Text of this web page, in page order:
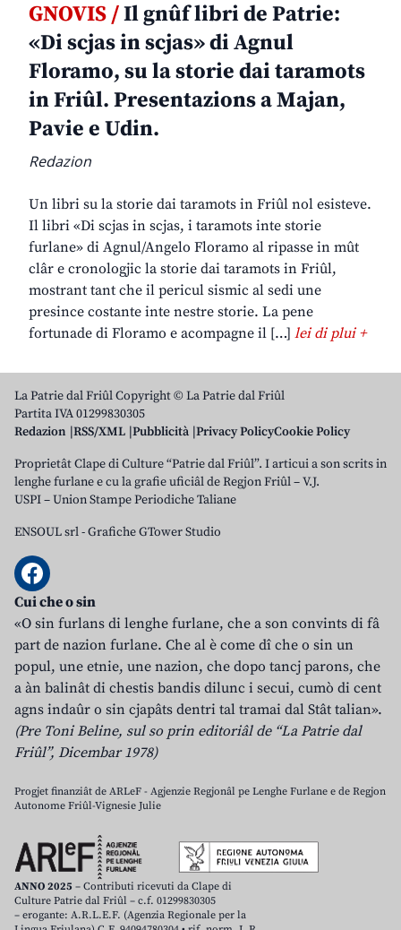
GNOVIS /Il gnûf libri de Patrie:
«Di scjas in scjas» di Agnul
Floramo, su la storie dai taramots
in Friûl. Presentazions a Majan,
Pavie e Udin.
Redazion
Un libri su la storie dai taramots in Friûl nol esisteve.
Il libri «Di scjas in scjas, i taramots inte storie
furlane» di Agnul/Angelo Floramo al ripasse in mût
clâr e cronologjic la storie dai taramots in Friûl,
mostrant tant che il pericul sismic al sedi une
presince costante inte nestre storie. La pene
fortunade di Floramo e acompagne il […] lei di plui +
La Patrie dal Friûl Copyright © La Patrie dal Friûl
Partita IVA 01299830305
Redazion RSS/XML Pubblicità Privacy PolicyCookie Policy
Proprietât Clape di Culture “Patrie dal Friûl”. I articui a son scrits in
lenghe furlane e cu la grafie uficiâl de Regjon Friûl – V.J.
USPI – Union Stampe Periodiche Taliane
ENSOUL srl-Grafiche GTower Studio
Cui che o sin
«O sin furlans di lenghe furlane, che a son convints di fâ
part de nazion furlane. Che al è come dî che o sin un
popul, une etnie, une nazion, che dopo tancj parons, che
a àn balinât di chestis bandis dilunc i secui, cumò di cent
agns indaûr o sin cjapâts dentri tal tramai dal Stât talian».
(Pre Toni Beline, sul so prin editoriâl de “La Patrie dal
Friûl”, Dicembar 1978)
Progjet finanziât de ARLeF - Agjenzie Regjonâl pe Lenghe Furlane e de Regjon
Autonome Friûl-Vignesie Julie
ANNO 2025 – Contributi ricevuti da Clape di
Culture Patrie dal Friûl – c.f. 01299830305
– erogante: A.R.L.E.F. (Agenzia Regionale per la